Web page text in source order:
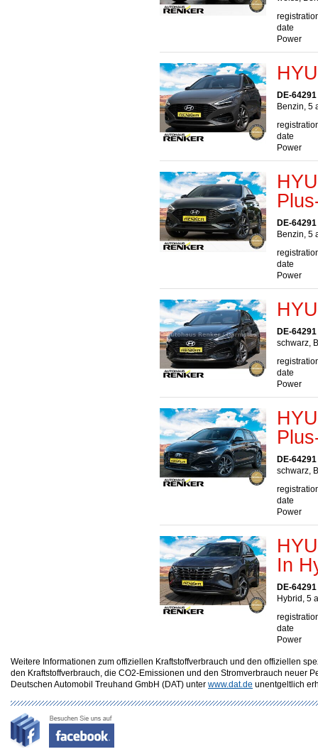
date
Power
DE-
Benzin, 5
date
Power
DE-
Benzin, 5
date
Power
DE-
schwarz,
date
Power
DE-
schwarz,
date
Power
In
DE-
Hybrid, 5
date
Power
Weitere Informationen zum offiziellen Kraftstoffverbrauch und den offiziellen
den Kraftstoffverbrauch, die CO2-Emissionen und den Stromverbrauch neuer
Deutschen Automobil Treuhand GmbH (DAT) unter www.dat.de unentgeltlich